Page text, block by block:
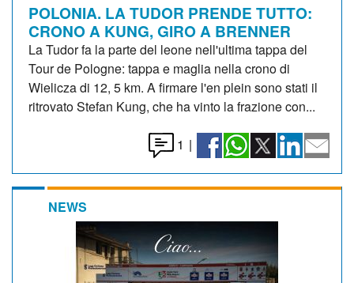
POLONIA. LA TUDOR PRENDE TUTTO:
CRONO A KUNG, GIRO A BRENNER
La Tudor fa la parte del leone nell'ultima tappa del
Tour de Pologne: tappa e maglia nella crono di
Wielicza di 12, 5 km. A firmare l'en plein sono stati il
ritrovato Stefan Kung, che ha vinto la frazione con...
1 |
NEWS